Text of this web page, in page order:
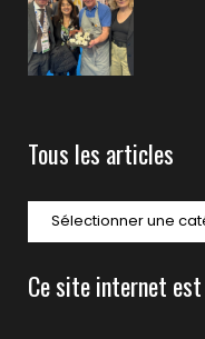
Tous les articles
Ce site internet